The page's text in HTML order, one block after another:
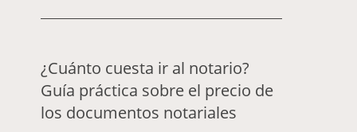
¿Cuánto cuesta ir al notario?
Guía práctica sobre el precio de
los documentos notariales